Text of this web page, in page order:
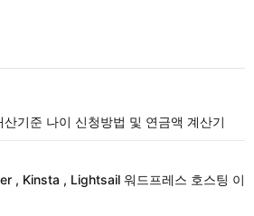
기준 나이 신청방법 및 연금액 계산기
, Kinsta , Lightsail 워드프레스 호스팅 이